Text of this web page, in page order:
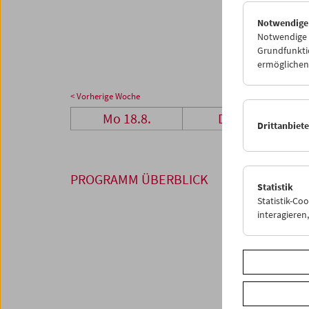
01
< Vorherige Woche
Mo 18.8. Di 19.8.
PROGRAMM ÜBERBLICK
Notwendige
Statistik
Statistik-